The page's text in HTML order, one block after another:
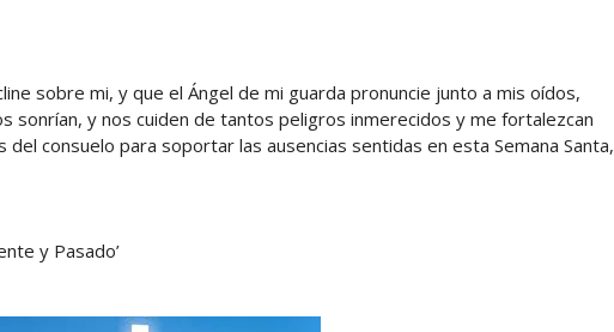
sobre mi, y que el Ángel de mi guarda pronuncie junto a mis oídos,
sonrían, y nos cuiden de tantos peligros inmerecidos y me fortalezcan
del consuelo para soportar las ausencias sentidas en esta Semana Santa,
y Pasado’